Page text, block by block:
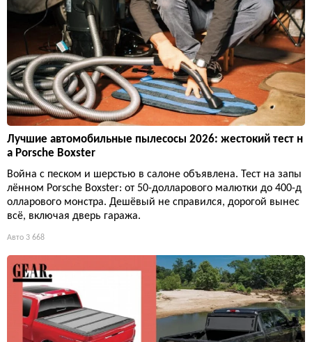
Лучшие автомобильные пылесосы 2026: жестокий тест н
а Porsche Boxster
Война с песком и шерстью в салоне объявлена. Тест на запы
лённом Porsche Boxster: от 50-долларового малютки до 400-д
олларового монстра. Дешёвый не справился, дорогой вынес
всё, включая дверь гаража.
Авто 3 668